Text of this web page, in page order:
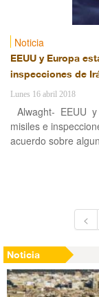
Noticia
EEUU y Europa
inspecciones de
Lunes 16 abril 2018
Alwaght- EEUU
misiles e
acuerdo sobre
<
Noticia